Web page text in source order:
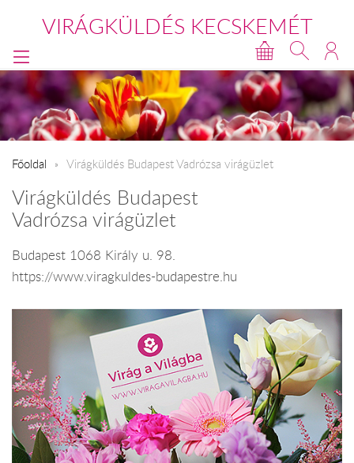
VIRÁGKÜLDÉS KECSKEMÉT
Főoldal Virágküldés Budapest Vadrózsa virágüzlet
Virágküldés Budapest
Vadrózsa virágüzlet
Budapest 1068 Király u. 98.
https://www.viragkuldes-budapestre.hu